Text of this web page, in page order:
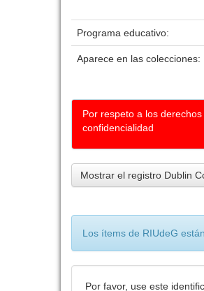
Programa educativo:
Aparece en las colecciones:
Por respeto a los
confidencialidad
Mostrar el registro Dublin
Los ítems de RIUdeG
Por favor, use este